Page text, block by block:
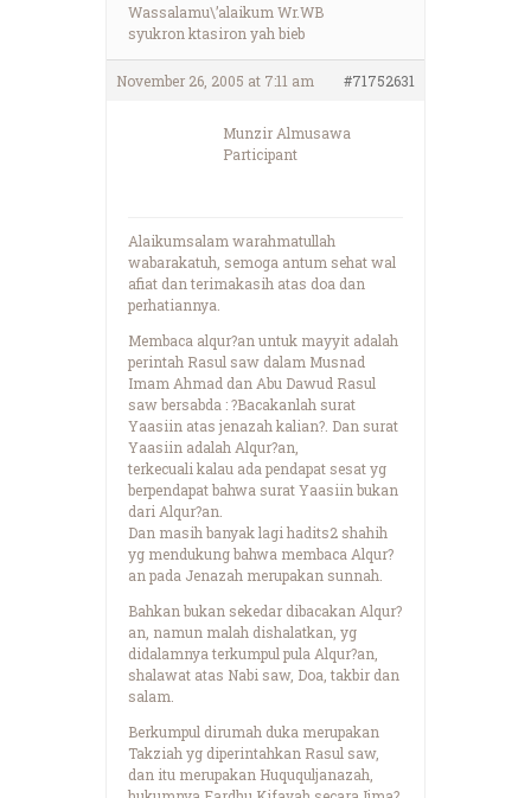
Wassalamu\’alaikum Wr.WB
syukron ktasiron yah bieb
November 26, 2005 at 7:11 am #71752631
Munzir Almusawa
Participant
Alaikumsalam warahmatullah
wabarakatuh, semoga antum sehat wal
afiat dan terimakasih atas doa dan
perhatiannya.
Membaca alqur?an untuk mayyit adalah
perintah Rasul saw dalam Musnad
Imam Ahmad dan Abu Dawud Rasul
saw bersabda : ?Bacakanlah surat
Yaasiin atas jenazah kalian?. Dan surat
Yaasiin adalah Alqur?an,
terkecuali kalau ada pendapat sesat yg
berpendapat bahwa surat Yaasiin bukan
dari Alqur?an.
Dan masih banyak lagi hadits2 shahih
yg mendukung bahwa membaca Alqur?
an pada Jenazah merupakan sunnah.
Bahkan bukan sekedar dibacakan Alqur?
an, namun malah dishalatkan, yg
didalamnya terkumpul pula Alqur?an,
shalawat atas Nabi saw, Doa, takbir dan
salam.
Berkumpul dirumah duka merupakan
Takziah yg diperintahkan Rasul saw,
dan itu merupakan Huququljanazah,